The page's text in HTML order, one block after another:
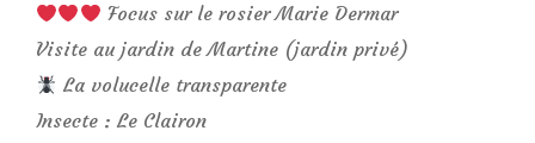
Focus sur le rosier Marie Dermar
Visite au jardin de Martine (jardin privé)
La volucelle transparente
Insecte : Le Clairon